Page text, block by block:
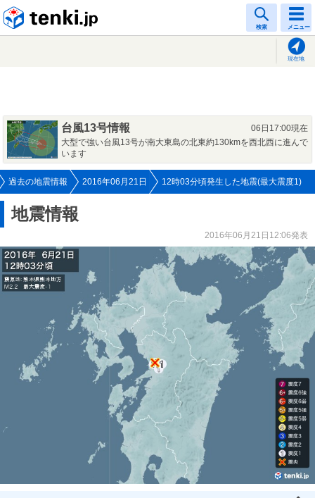
検索 メニュー
現在地
台風13号情報
06日17:00現在
大型で強い台風13号が南大東島の北東約130kmを西北西に進んで
います
過去の地震情報 2016年06月21日 12時03分頃発生した地震(最大震度1)
地震情報
2016年06月21日12:06発表